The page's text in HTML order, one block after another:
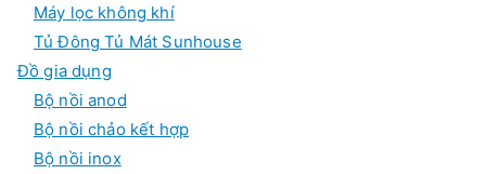
Máy lọc không khí
Tủ Đông Tủ Mát Sunhouse
Đồ gia dụng
Bộ nồi anod
Bộ nồi chảo kết hợp
Bộ nồi inox